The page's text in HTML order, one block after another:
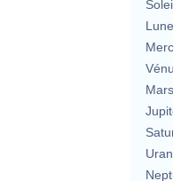
Lune
Mars